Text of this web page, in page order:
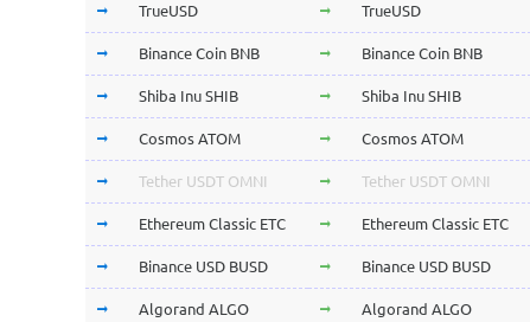
TrueUSD TrueUSD
Binance Coin BNB Binance Coin BNB
Shiba Inu SHIB Shiba Inu SHIB
Cosmos ATOM Cosmos ATOM
Tether USDT OMNI Tether USDT OMNI
Ethereum Classic ETC Ethereum Classic ETC
Binance USD BUSD Binance USD BUSD
Algorand ALGO Algorand ALGO